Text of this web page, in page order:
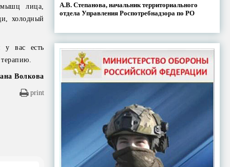
мышц лица,
холодный
у вас есть
Волкова
print
А.В. Степанова, начальник территориального
отдела Управления Роспотребнадзора по РО